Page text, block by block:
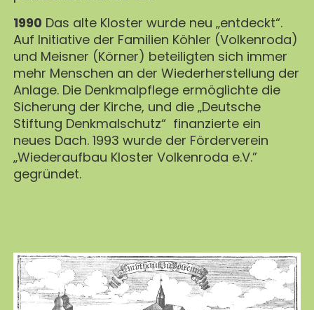
1990 Das alte Kloster wurde neu „entdeckt“.
Auf Initiative der Familien Köhler (Volkenroda)
und Meisner (Körner) beteiligten sich immer
mehr Menschen an der Wiederherstellung der
Anlage. Die Denkmalpflege ermöglichte die
Sicherung der Kirche, und die „Deutsche
Stiftung Denkmalschutz“ finanzierte ein
neues Dach. 1993 wurde der Förderverein
„Wiederaufbau Kloster Volkenroda e.V.”
gegründet.